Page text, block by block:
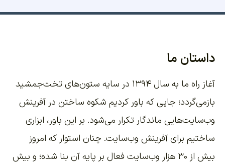
داستان ما
آغاز راه ما به سال ۱۳۹۴ در سایه ستون‌های تخت‌جمشید
بازمی‌گردد؛ جایی که باور کردیم شکوه ساختن در آفرینش
وب‌سایت‌هایی ماندگار تکرار می‌شود. بر این باور، ابزاری
ساختیم برای آفرینش وب‌سایت. چنان استوار که امروز
بیش از ۳۰ هزار وب‌سایت فعال بر پایه آن بنا شده؛ و بیش